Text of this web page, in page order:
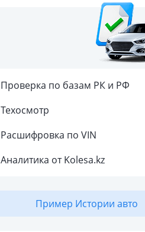
Проверка по базам РК и РФ
Техосмотр
Расшифровка по VIN
Аналитика от Kolesa.kz
Пример Истории авто